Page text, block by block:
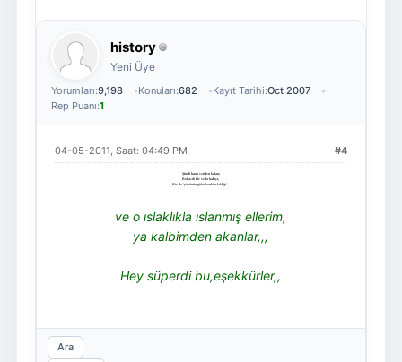
history
Yeni Üye
Yorumları:9,198 Konuları:682 Kayıt Tarihi:Oct 2007
Rep Puanı:1
#4
04-05-2011, Saat: 04:49 PM
Şimdi bana senden kalan;
Bol acılı bir veda bakışı,
Bir de 'yüzünün giderkenki ıslaklığı'...
ve o ıslaklıkla ıslanmış ellerim,
ya kalbimden akanlar,,,
Hey süperdi bu,eşekkürler,,
Ara